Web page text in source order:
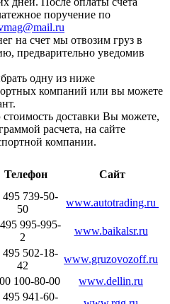
поручение по
на счет мы отвозим груз в
предварительно уведомив
одну из ниже
компаний или вы можете
доставки Вы можете,
расчета, на сайте
компании.
Телефон Сайт
495 739-50-
50
www.autotrading.ru
995-995-
2
www.baikalsr.ru
495 502-18-
42
www.gruzovozoff.ru
100-80-00
www.dellin.ru
495 941-60-